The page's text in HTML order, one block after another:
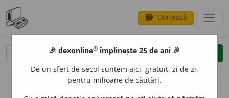
savings Donează
clear
opțiuni
🎉 dexonline® împlinește 25 de ani 🎉
De un sfert de secol suntem aici, gratuit, zi de zi,
pentru milioane de căutări.